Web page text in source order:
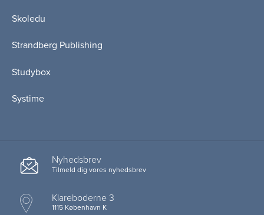
Skoledu
Strandberg Publishing
Studybox
Systime
Nyhedsbrev
Tilmeld dig vores nyhedsbrev
Klareboderne 3
1115 København K